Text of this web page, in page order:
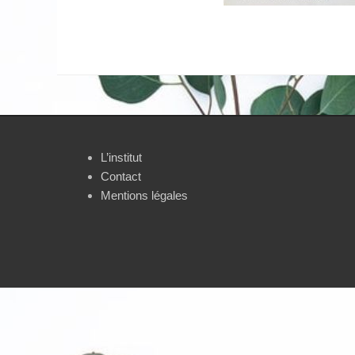
L’institut
Contact
Mentions légales